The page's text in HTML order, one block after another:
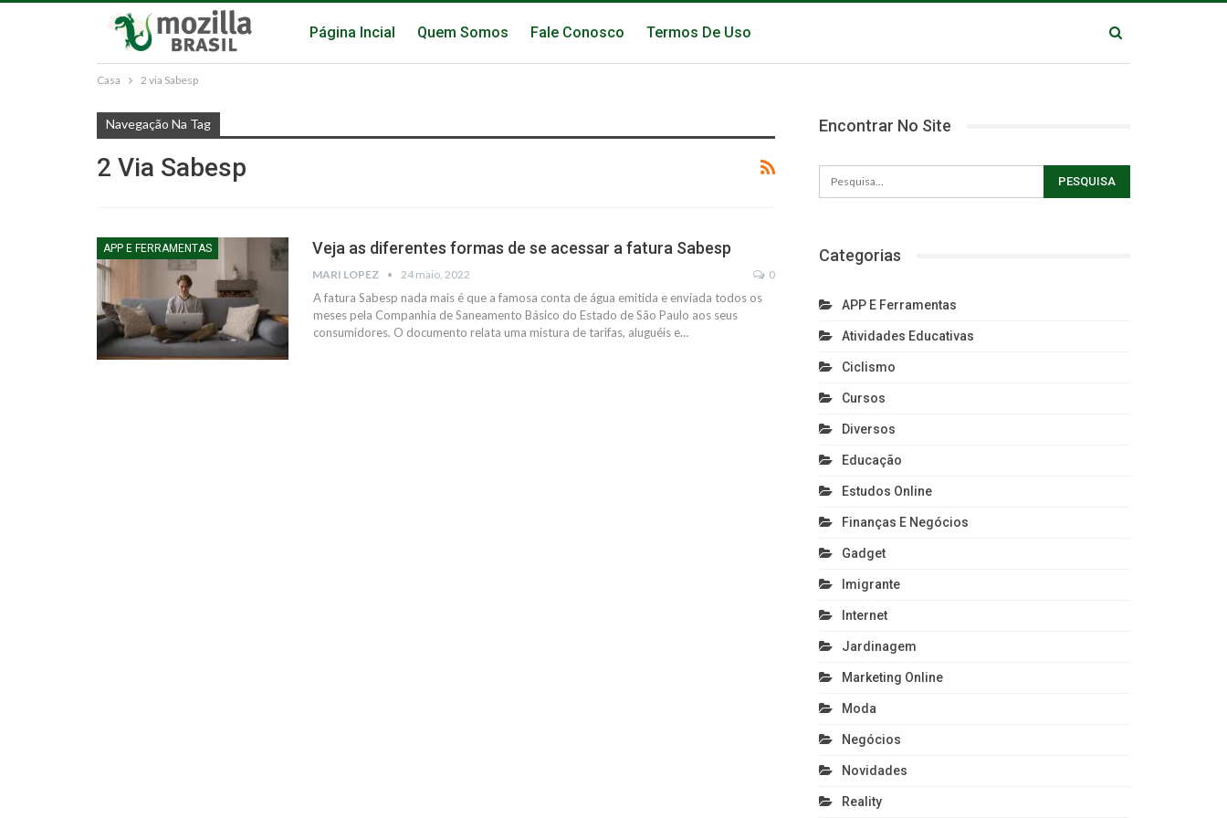
Página Incial Quem Somos Fale Conosco Termos De Uso
Casa 2 via Sabesp
Navegação Na Tag
2 Via Sabesp
APP E FERRAMENTAS Veja as diferentes formas de se acessar a fatura Sabesp
MARI LOPEZ 24 maio, 2022 0
A fatura Sabesp nada mais é que a famosa conta de água emitida e enviada todos os
meses pela Companhia de Saneamento Básico do Estado de São Paulo aos seus
consumidores. O documento relata uma mistura de tarifas, aluguéis e…
Encontrar No Site
Categorias
APP E Ferramentas
Atividades Educativas
Ciclismo
Cursos
Diversos
Educação
Estudos Online
Finanças E Negócios
Gadget
Imigrante
Internet
Jardinagem
Marketing Online
Moda
Negócios
Novidades
Reality